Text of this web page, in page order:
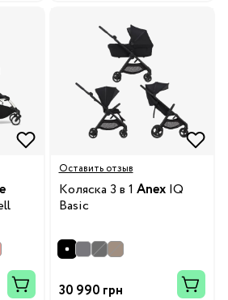
Оставить отзыв
Kоляска 3 в 1 AnexIQ
Basic
30 990 грн